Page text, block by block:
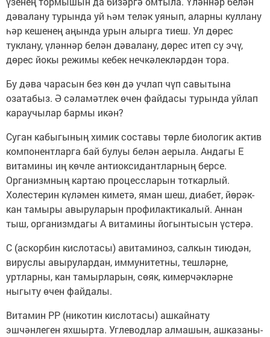
дәвалану турында уй һәм теләк уянып, аларны куллану
һәр кешенең аңында урын алырга тиеш. Ул дөрес
туклану, үләннәр белән дәвалану, дөрес итеп су эчү,
дөрес йокы режимы кебек нечкәлекләрдән тора.
Бу дәва чарасын без көн дә учлап чүп савытына
озатабыз. Ә сәламәтлек өчен файдасы турында уйлап
караучылар бармы икән?
Суган кабыгының химик составы төрле биологик актив
компонентларга бай булуы белән аерыла. Андагы Е
витамины иң көчле антиоксидантларның берсе.
Организмның картаю процессларын тоткарлый.
Холестерин күләмен киметә, яман шеш, диабет, йөрәк-
кан тамыры авыруларын профилактикалый. Аннан
тыш, организмдагы А витамины йогынтысын үстерә.
С (аскорбин кислотасы) авитаминоз, салкын тиюдән,
вируслы авырулардан, иммунитетны, тешләрне,
уртларны, кан тамырларын, сөяк, кимерчәкләрне
ныгыту өчен файдалы.
Витамин РР (никотин кислотасы) ашкайнату
эшчәнлеген яхшырта. Углеводлар алмашын, ашказаны-